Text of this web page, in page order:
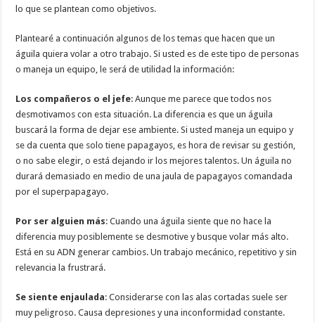
lo que se plantean como objetivos.
Plantearé a continuación algunos de los temas que hacen que un
águila quiera volar a otro trabajo. Si usted es de este tipo de personas
o maneja un equipo, le será de utilidad la información:
Los compañeros o el jefe: Aunque me parece que todos nos
desmotivamos con esta situación. La diferencia es que un águila
buscará la forma de dejar ese ambiente. Si usted maneja un equipo y
se da cuenta que solo tiene papagayos, es hora de revisar su gestión,
o no sabe elegir, o está dejando ir los mejores talentos. Un águila no
durará demasiado en medio de una jaula de papagayos comandada
por el superpapagayo.
Por ser alguien más: Cuando una águila siente que no hace la
diferencia muy posiblemente se desmotive y busque volar más alto.
Está en su ADN generar cambios. Un trabajo mecánico, repetitivo y sin
relevancia la frustrará.
Se siente enjaulada: Considerarse con las alas cortadas suele ser
muy peligroso. Causa depresiones y una inconformidad constante.